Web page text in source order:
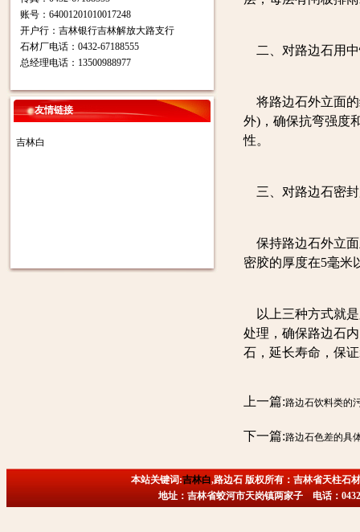
账号：64001201010017248
开户行：吉林银行吉林解放大路支行
石材厂电话：0432-67188555
总经理电话：13500988977
友情链接
吉林白
二、对路边石用
将路边石外立面的
外)，确保抗弯强度
性。
三、对路边石密封
保持路边石外立面
密胶的厚度在5毫米
以上三种方式就是
处理，确保路边石
石，延长寿命，保
上一篇:路边石饮料类的
下一篇:路边石色差的具
本站关键词:吉林白,路边石 版权所有：吉林省天柱石
地址：吉林省蛟河市天岗镇两家子 电话：